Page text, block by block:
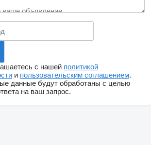
с нашей политикой
и пользовательским соглашением.
данные будут обработаны с целью
на ваш запрос.